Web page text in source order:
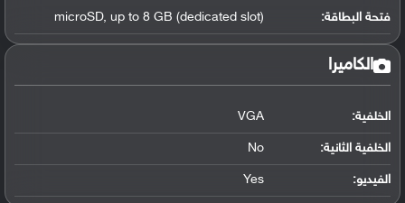
فتحة البطاقة: microSD, up to 8 GB (dedicated slot)
الكاميرا
الخلفية: VGA
الخلفية الثانية: No
الفيديو: Yes